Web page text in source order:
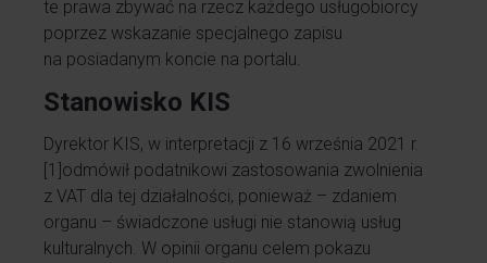
te prawa zbywać na rzecz każdego usługobiorcy
poprzez wskazanie specjalnego zapisu
na posiadanym koncie na portalu.
Stanowisko KIS
Dyrektor KIS, w interpretacji z 16 września 2021 r.
[1]odmówił podatnikowi zastosowania zwolnienia
z VAT dla tej działalności, ponieważ – zdaniem
organu – świadczone usługi nie stanowią usług
kulturalnych. W opinii organu celem pokazu